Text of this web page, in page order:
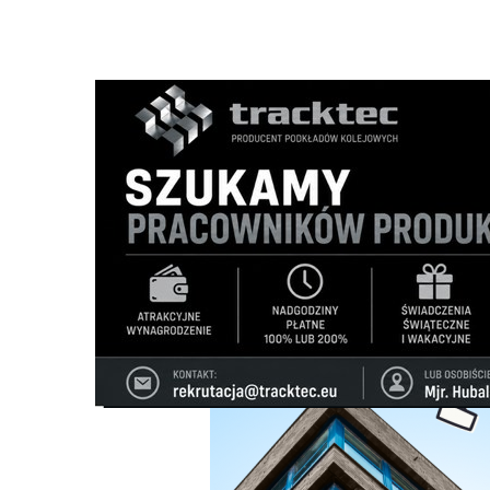
Ścieżka
nawigacyjna
Strona główna Wiadomości /Wiadomości z regionu
WIADOMOŚCI Z REGIONU 11/05/2026
Ranking Inwestycji 2025 w